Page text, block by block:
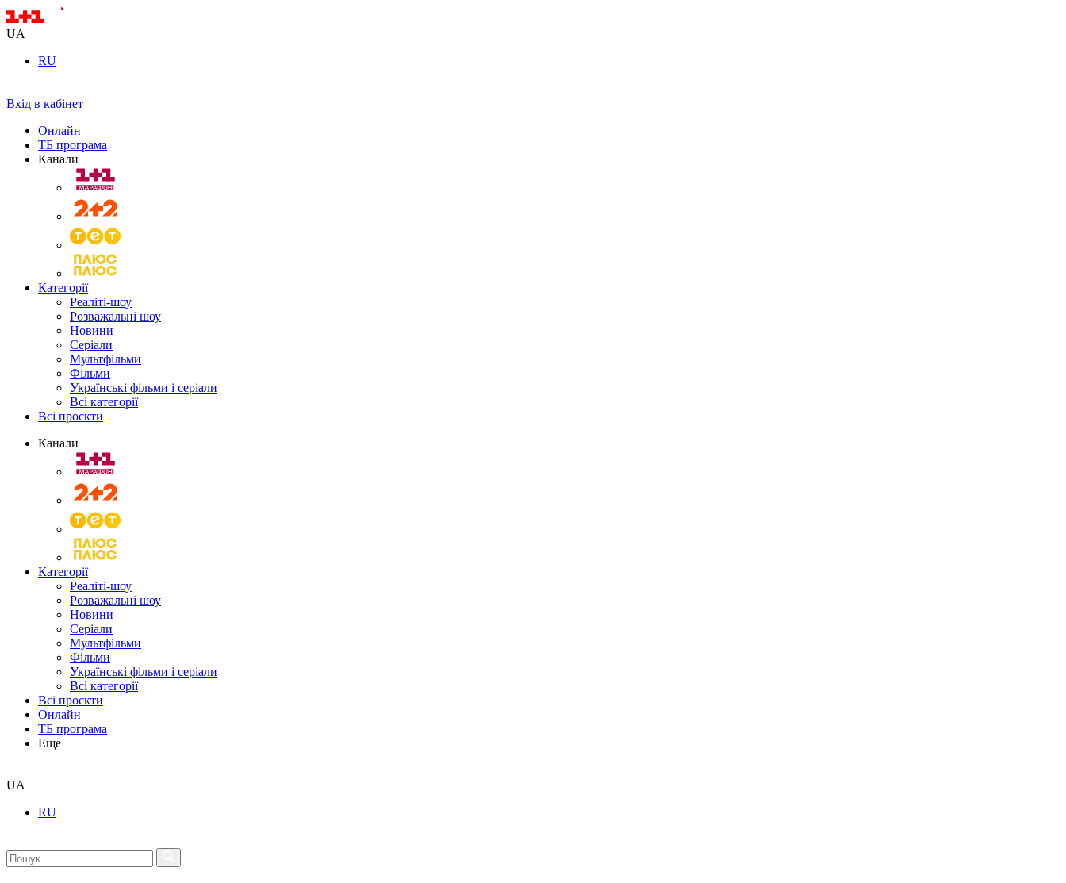
UA
RU
Вхід в кабінет
Онлайн
ТБ програма
Канали
Категорії
Реаліті-шоу
Розважальні шоу
Новини
Серіали
Мультфільми
Фільми
Українські фільми і серіали
Всі категорії
Всі проєкти
Канали
Категорії
Реаліті-шоу
Розважальні шоу
Новини
Серіали
Мультфільми
Фільми
Українські фільми і серіали
Всі категорії
Всі проєкти
Онлайн
ТБ програма
Еще
UA
RU